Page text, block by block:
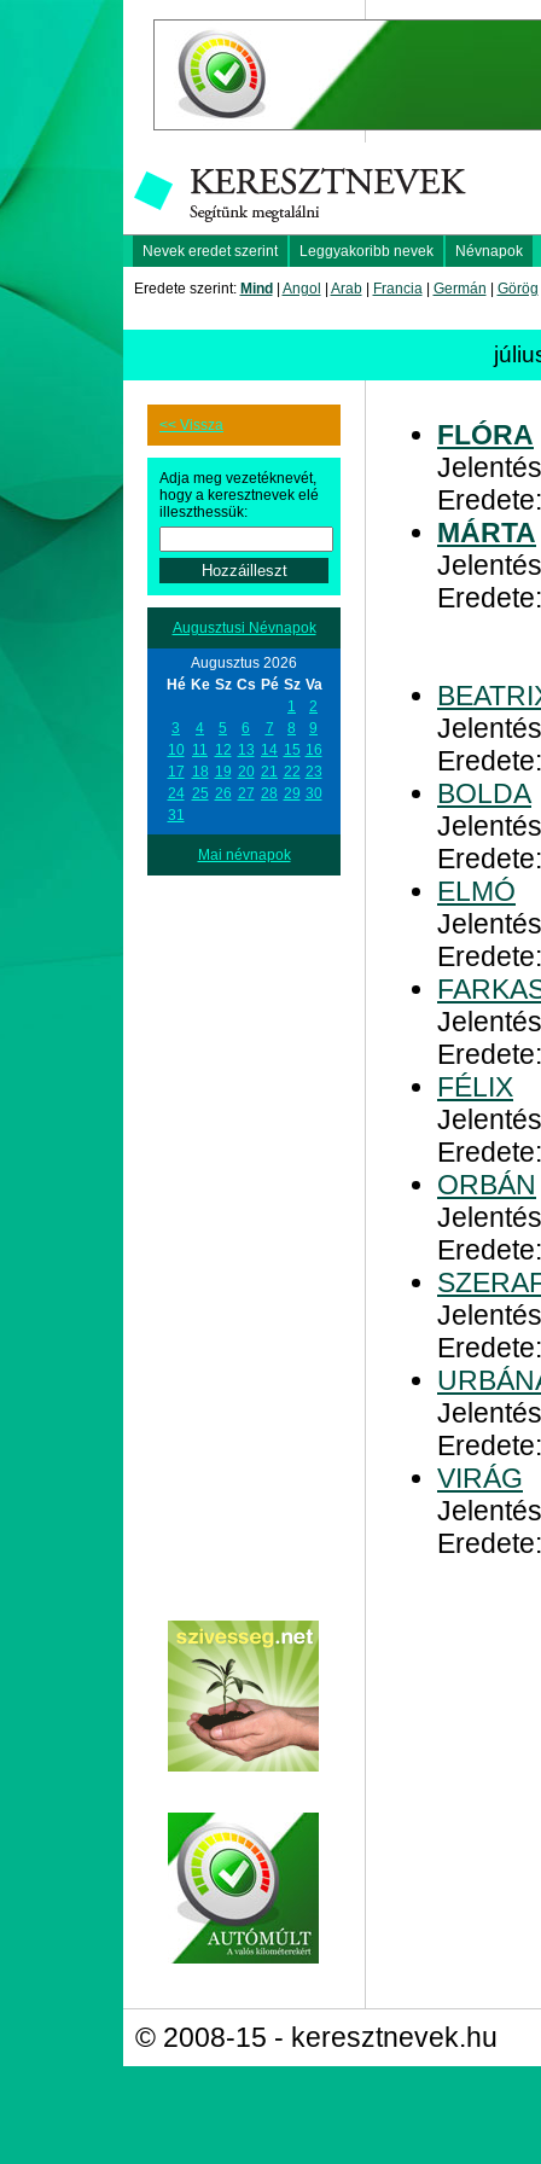
Nevek eredet szerint Leggyakoribb nevek Névnapok
Eredete szerint: Mind Angol Arab| Francia| Germán Görög
<< Vissza
Adja meg vezetéknevét,
hogy a keresztnevek elé
illeszthessük:
Augusztusi Névnapok
Augusztus 2026
Hé Ke Sz Cs Pé Sz Va
1
2
3
4 5 6 7 8
9
10 11 12 13 14 15 16
17 18 19 20 21 22 23
24 25 26 27 28 29 30
31
Mai névnapok
FLÓRA
MÁRTA
BOLDA
ELMÓ
FÉLIX
ORBÁN
VIRÁG
© 2008-15 - keresztnevek.hu